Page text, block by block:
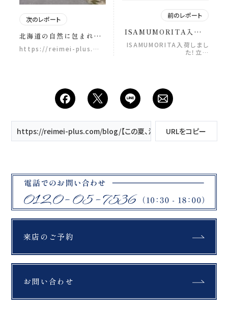
次のレポート
北海道の自然に包まれな
がら、 “旅する”フォトウ
ェディング️ ウェディング
ツアー！ 北海道（富良
野・美瑛・旭川） 🗓
2026年7月13日〜開催
旭川。 ただ撮影をするだ
けじゃなく、 移動時間
婚旅行みたいに。 時に
は、修学旅行みたいに。
だった」 そう言っていた
だけることが多い、
ReiMei+の特別な夏のツ
残す日”ではなく、 “ふた
今年の夏、 北海道でお会
いできるのを楽しみにし
待ちしております
____ Life is
https://reimei-plus.…
前のレポート
ISAMUMORITA入荷し
ました！
ISAMUMORITA入荷しまし
た！立…
https://reimei-plus.com/blog/【この夏、涼しく美しいを叶えるスタ
URLをコピー
来店のご予約
お問い合わせ